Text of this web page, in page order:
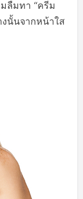
ลืมทา “ครีม
งนั้นจากหน้าใส